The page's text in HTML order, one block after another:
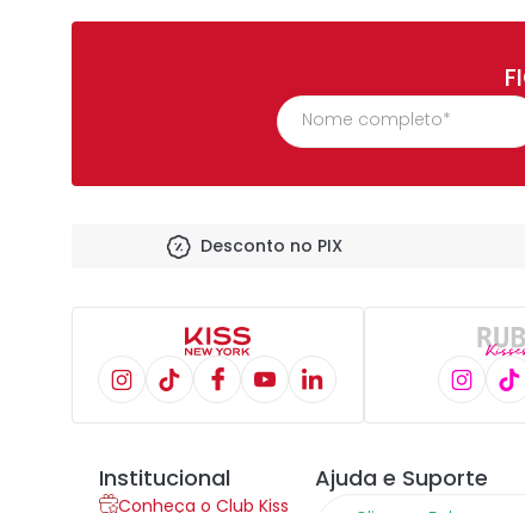
Desconto no PIX
Institucional
Conheça o Club Kiss
Ajuda e Suporte